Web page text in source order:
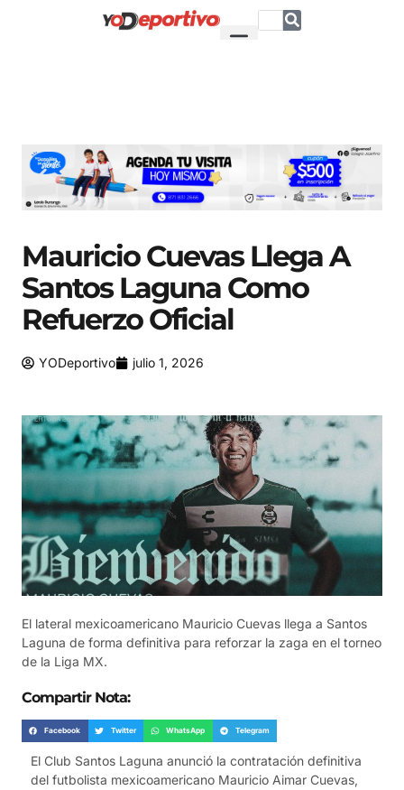
Mauricio Cuevas Llega A
Santos Laguna Como
Refuerzo Oficial
YODeportivo julio 1, 2026
El lateral mexicoamericano Mauricio Cuevas llega a Santos
Laguna de forma definitiva para reforzar la zaga en el torneo
de la Liga MX.
Compartir Nota:
Facebook Twitter WhatsApp Telegram
El Club Santos Laguna anunció la contratación definitiva
del futbolista mexicoamericano Mauricio Aimar Cuevas,